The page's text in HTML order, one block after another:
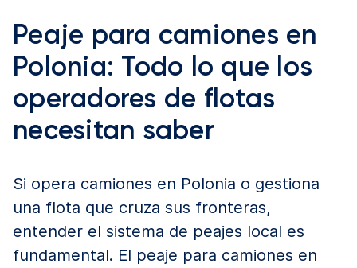
Peaje para camiones en
Polonia: Todo lo que los
operadores de flotas
necesitan saber
Si opera camiones en Polonia o gestiona
una flota que cruza sus fronteras,
entender el sistema de peajes local es
fundamental. El peaje para camiones en